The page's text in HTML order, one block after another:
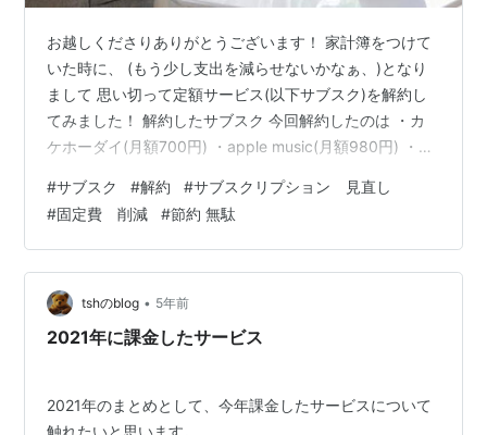
お越しくださりありがとうございます！ 家計簿をつけて
いた時に、 (もう少し支出を減らせないかなぁ、)となり
まして 思い切って定額サービス(以下サブスク)を解約し
てみました！ 解約したサブスク 今回解約したのは ・カ
ケホーダイ(月額700円) ・apple music(月額980円) ・
ると カケホーダイなんかいらんかったやろ… って思った
のですが、当時は社会人1年目の最初で会社の方との電話
が多くあり、こっちの方が安上がりだったのです… (今は
外にでることがなくなったので、一切いらなくなりまし
た) どのくらい減った…
#サブスク #解約 #サブスクリプション 見直し
#固定費 削減 #節約 無駄
tshのblog • 5年前
2021年に課金したサービス